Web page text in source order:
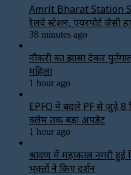
Amrit Bharat Station
रेलवे स्टेशन, एयरपोर्ट
38 minutes ago
नौकरी का झांसा देकर
महिला
1 hour ago
EPFO ने बदले PF से जुड़े 8
क्लेम तक बड़ा अपडेट
1 hour ago
श्रावण में महाकाल नगरी
भक्तों ने किए दर्शन